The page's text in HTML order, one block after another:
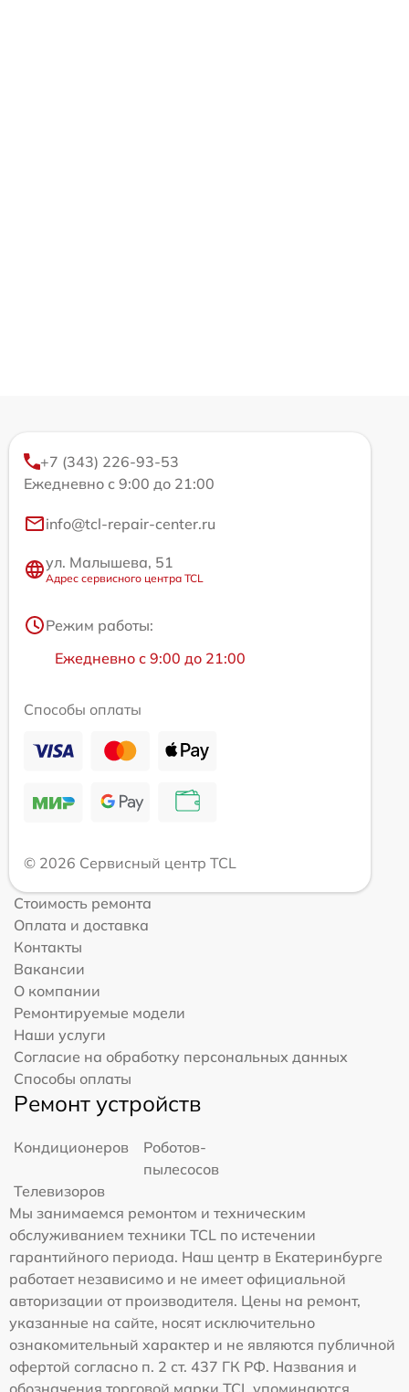
+7 (343) 226-93-53
Ежедневно с 9:00 до 21:00
info@tcl-repair-center.ru
ул. Малышева, 51
Адрес сервисного центра TCL
Режим работы:
Ежедневно с 9:00 до 21:00
Способы оплаты
© 2026 Сервисный центр TCL
Стоимость ремонта
Оплата и доставка
Контакты
Вакансии
О компании
Ремонтируемые модели
Наши услуги
Согласие на обработку персональных данных
Способы оплаты
Ремонт устройств
Кондиционеров
Роботов-
пылесосов
Телевизоров
Мы занимаемся ремонтом и техническим
обслуживанием техники TCL по истечении
гарантийного периода. Наш центр в Екатеринбурге
работает независимо и не имеет официальной
авторизации от производителя. Цены на ремонт,
указанные на сайте, носят исключительно
ознакомительный характер и не являются публичной
офертой согласно п. 2 ст. 437 ГК РФ. Названия и
обозначения торговой марки TCL упоминаются